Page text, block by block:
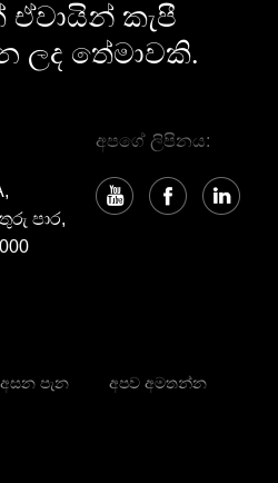
ඒවායින් කැපී
ලද තේමාවකි.
පාර,
අපගේ ලිපිනය:
පැන අපව අමතන්න